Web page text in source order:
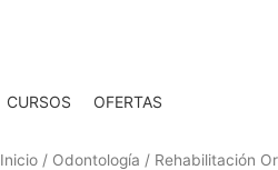
CURSOS OFERTAS
Inicio / Odontología / Rehabilitación